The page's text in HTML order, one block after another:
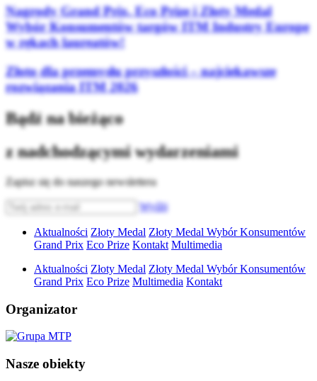
Nagrody Grand Prix, Eco Prize i Złoty Medal
Wybór Konsumentów targów ITM Industry Europe
w rękach laureatów!
Złoto dla przemysłu przyszłości – najciekawsze
rozwiązania ITM 2026
Bądź na bieżąco
z nadchodzącymi wydarzeniami
Zapisz się do naszego newslettera
Wyślij
Aktualności Złoty Medal Złoty Medal Wybór Konsumentów
Grand Prix Eco Prize Kontakt Multimedia
Aktualności Złoty Medal Złoty Medal Wybór Konsumentów
Grand Prix Eco Prize Multimedia Kontakt
Organizator
Nasze obiekty